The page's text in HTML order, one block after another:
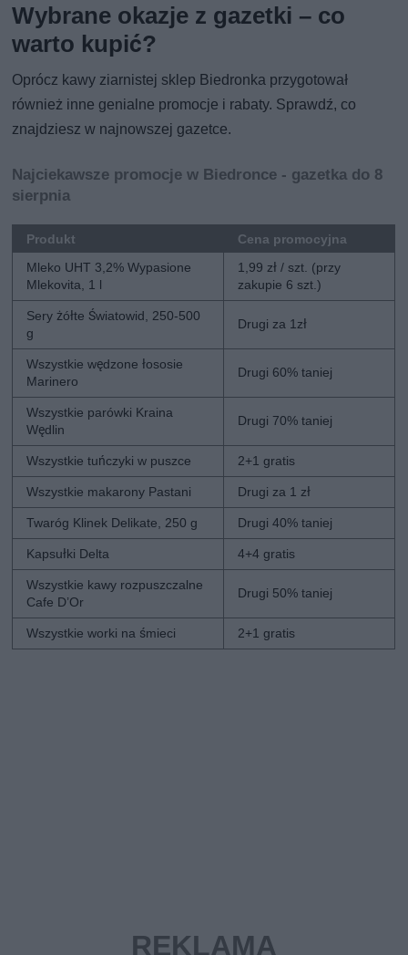
Wybrane okazje z gazetki – co
warto kupić?
Oprócz kawy ziarnistej sklep Biedronka przygotował
również inne genialne promocje i rabaty. Sprawdź, co
znajdziesz w najnowszej gazetce.
Najciekawsze promocje w Biedronce - gazetka do 8
sierpnia
Produkt
Cena promocyjna
Mleko UHT 3,2% Wypasione
Mlekovita, 1 l
1,99 zł / szt. (przy
zakupie 6 szt.)
Sery żółte Światowid, 250-500
g
Drugi za 1zł
Wszystkie wędzone łososie
Marinero
Drugi 60% taniej
Wszystkie parówki Kraina
Wędlin
Drugi 70% taniej
Wszystkie tuńczyki w puszce 2+1 gratis
Wszystkie makarony Pastani Drugi za 1 zł
Twaróg Klinek Delikate, 250 g Drugi 40% taniej
Kapsułki Delta 4+4 gratis
Wszystkie kawy rozpuszczalne
Cafe D’Or
Drugi 50% taniej
Wszystkie worki na śmieci 2+1 gratis